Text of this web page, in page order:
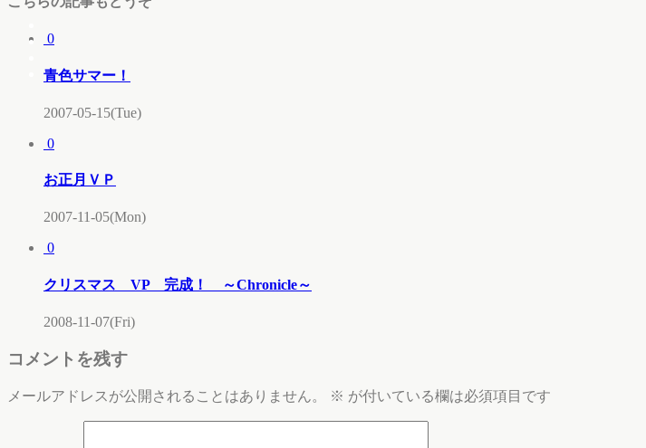
0
青色サマー！
2007-05-15(Tue)
0
お正月ＶＰ
2007-11-05(Mon)
0
クリスマス VP 完成！ ～Chronicle～
2008-11-07(Fri)
コメントを残す
メールアドレスが公開されることはありません。 ※ が付いている欄は必須項目です